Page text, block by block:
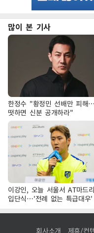
많이 본 기사
한정수 "황정민 선배만 피해
떳하면 신분 공개하라"
이강인, 오늘 서울서 AT마드
입단식…'전례 없는 특급대우'
회사소개 제휴/컨